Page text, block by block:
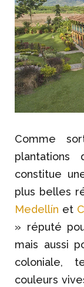
Comme
plantations
constitue
plus belles
Medellín et
» réputé
mais aussi
coloniale,
couleurs